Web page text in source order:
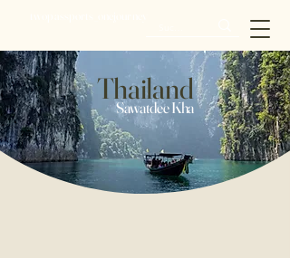
Sawatdee Kha
Thailand